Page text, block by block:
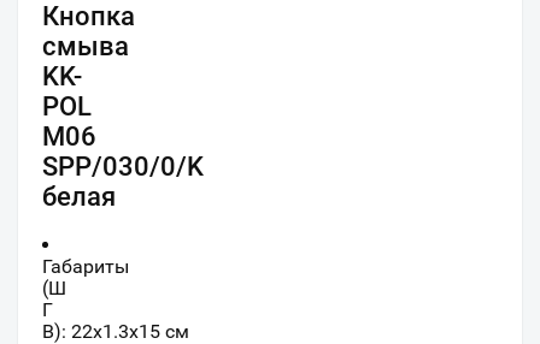
Кнопка
смыва
KK-
POL
M06
SPP/030/0/K
белая
Габариты
(Ш
Г
В): 22x1.3x15 см